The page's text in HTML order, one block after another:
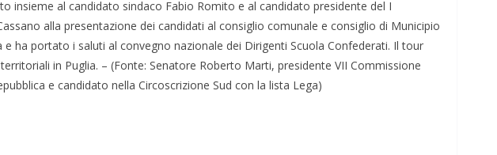
insieme al candidato sindaco Fabio Romito e al candidato presidente del I
alla presentazione dei candidati al consiglio comunale e consiglio di Municipio
e ha portato i saluti al convegno nazionale dei Dirigenti Scuola Confederati. Il tour
in Puglia. – (Fonte: Senatore Roberto Marti, presidente VII Commissione
e candidato nella Circoscrizione Sud con la lista Lega)